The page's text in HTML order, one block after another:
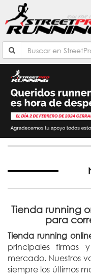
Tienda running
para
Tienda running
principales
mercado. Nuestros
siempre los últimos